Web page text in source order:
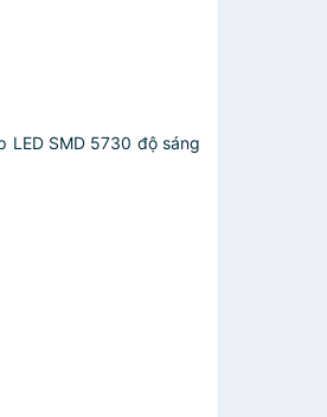
LED SMD 5730 độ sáng